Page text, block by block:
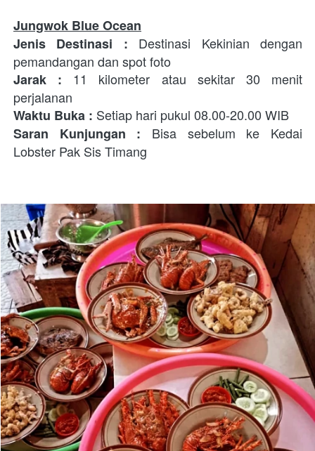
Jungwok Blue Ocean
Jenis Destinasi
: Destinasi Kekinian dengan
pemandangan dan spot foto
Jarak : 11 kilometer atau sekitar 30 menit
perjalanan
Waktu Buka : Setiap hari pukul 08.00-20.00 WIB
Saran Kunjungan : Bisa sebelum ke Kedai
Lobster Pak Sis Timang